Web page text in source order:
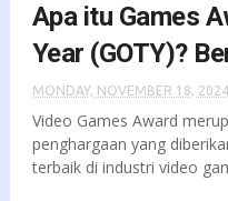
Apa itu Games
Year (GOTY)?
MONDAY, NOVEMBER 18, 2024
Video Games Award
penghargaan yang
terbaik di industri video